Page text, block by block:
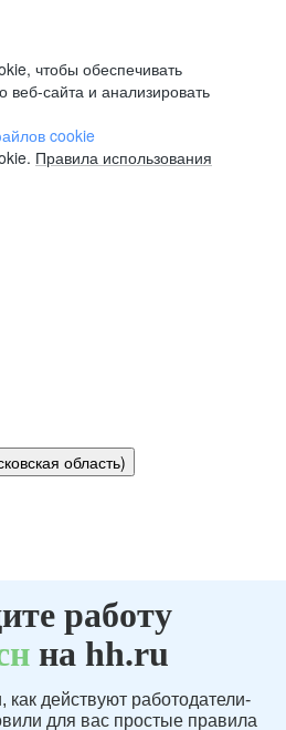
чтобы обеспечивать
веб-сайта и анализировать
cookie
Правила использования
Погост (Московская область)
работу
на hh.ru
действуют работодатели-
для вас простые правила